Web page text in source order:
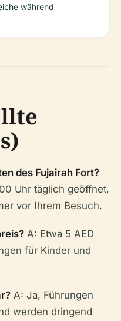
während
des Fujairah Fort?
Uhr täglich geöffnet,
vor Ihrem Besuch.
A: Etwa 5 AED
für Kinder und
A: Ja, Führungen
werden dringend